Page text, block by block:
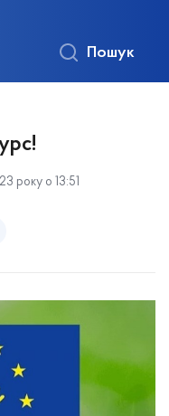
Пошук
року о 13:51